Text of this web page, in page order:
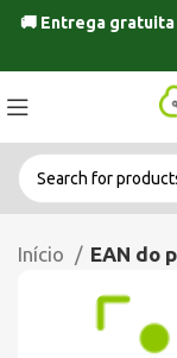
🚚 Entrega gratuita
Início EAN do